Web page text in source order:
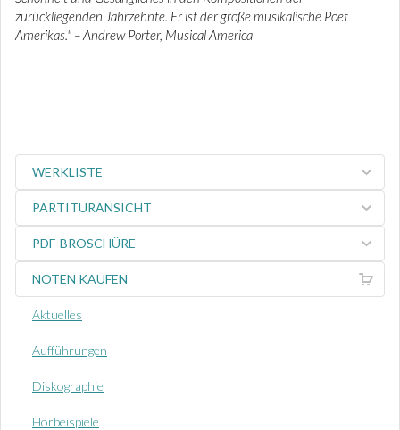
zurückliegenden Jahrzehnte. Er ist der große musikalische Poet
Amerikas." – Andrew Porter, Musical America
WERKLISTE
PARTITURANSICHT
PDF-BROSCHÜRE
NOTEN KAUFEN
Aktuelles
Aufführungen
Diskographie
Hörbeispiele